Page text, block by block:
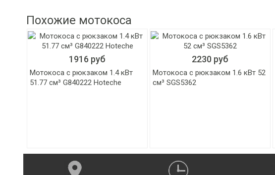
Похожие мотокоса
1916 руб
Мотокоса с рюкзаком 1.4 кВт
51.77 см³ G840222 Hoteche
2230 руб
Мотокоса с рюкзаком 1.6 кВт 52
см³ SGS5362